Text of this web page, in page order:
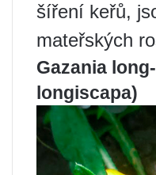
šíření keřů,
mateřských
Gazania
longiscapa)